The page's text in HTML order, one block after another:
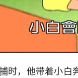
时，他带着小